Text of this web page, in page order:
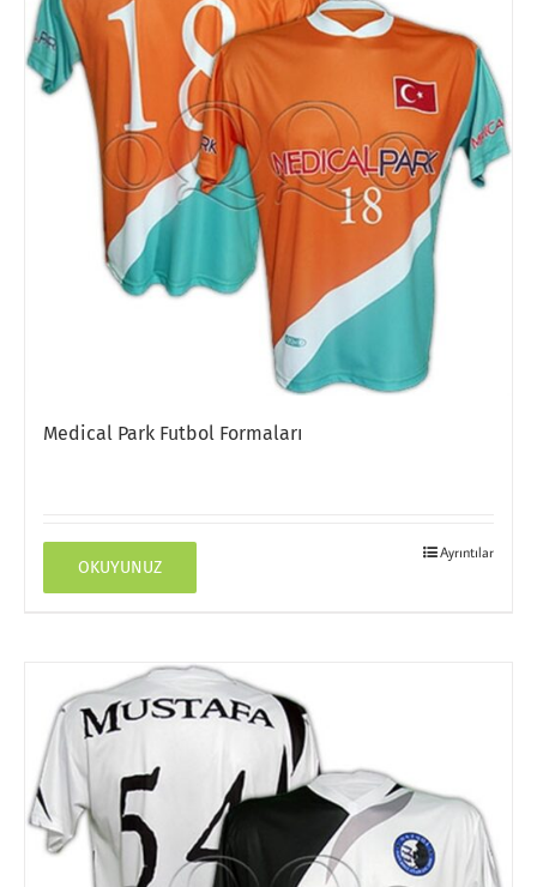
Medical Park Futbol Formaları
OKUYUNUZ
Ayrıntılar